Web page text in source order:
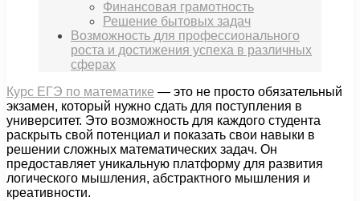
Финансовая грамотность
Решение бытовых задач
Возможность для профессионального
роста и достижения успеха в различных
сферах
Курс ЕГЭ по математике — это не просто обязательный
экзамен, который нужно сдать для поступления в
университет. Это возможность для каждого студента
раскрыть свой потенциал и показать свои навыки в
решении сложных математических задач. Он
предоставляет уникальную платформу для развития
логического мышления, абстрактного мышления и
креативности.